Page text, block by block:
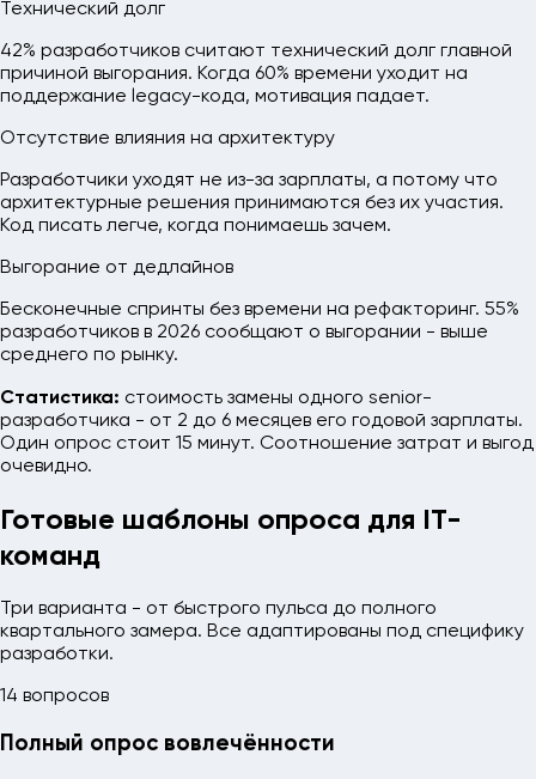
Технический долг
42% разработчиков считают технический долг главной
причиной выгорания. Когда 60% времени уходит на
поддержание legacy-кода, мотивация падает.
Отсутствие влияния на архитектуру
Разработчики уходят не из-за зарплаты, а потому что
архитектурные решения принимаются без их участия.
Код писать легче, когда понимаешь зачем.
Выгорание от дедлайнов
Бесконечные спринты без времени на рефакторинг. 55%
разработчиков в 2026 сообщают о выгорании - выше
среднего по рынку.
Статистика: стоимость замены одного senior-
разработчика - от 2 до 6 месяцев его годовой зарплаты.
Один опрос стоит 15 минут. Соотношение затрат и выгод
очевидно.
Готовые шаблоны опроса для IT-
команд
Три варианта - от быстрого пульса до полного
квартального замера. Все адаптированы под специфику
разработки.
14 вопросов
Полный опрос вовлечённости